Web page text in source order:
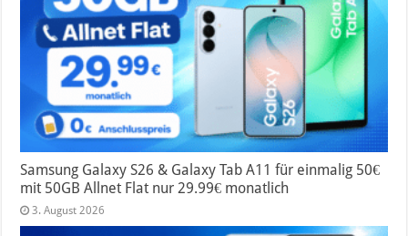
Samsung Galaxy S26 & Galaxy Tab A11 für einmalig 50€
mit 50GB Allnet Flat nur 29.99€ monatlich
3. August 2026